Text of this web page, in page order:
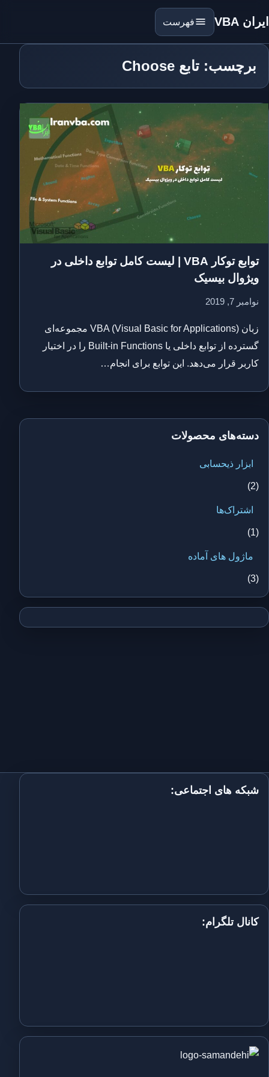
ایران VBA فهرست
برچسب: تابع Choose
توابع توکار VBA | لیست کامل توابع داخلی در
ویژوال بیسیک
نوامبر 7, 2019
زبان VBA (Visual Basic for Applications) مجموعه‌ای
گسترده از توابع داخلی یا Built-in Functions را در اختیار
کاربر قرار می‌دهد. این توابع برای انجام…
دسته‌های محصولات
ابزار ذیحسابی
(2)
اشتراک‌ها
(1)
ماژول های آماده
(3)
شبکه های اجتماعی:
کانال تلگرام: